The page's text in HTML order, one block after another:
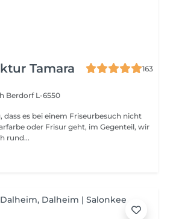
Tamara
163
Berdorf L-6550
dass es bei einem Friseurbesuch nicht
oder Frisur geht, im Gegenteil, wir
rund...